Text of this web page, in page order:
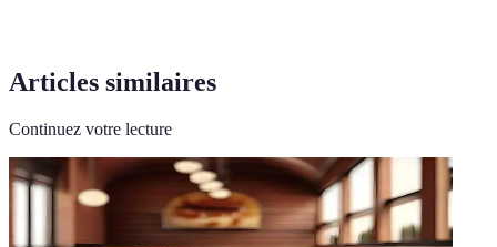
Articles similaires
Continuez votre lecture